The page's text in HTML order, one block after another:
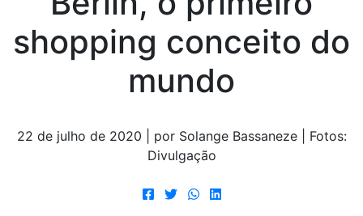
shopping conceito do
mundo
22 de julho de 2020 | por Solange Bassaneze | Fotos:
Divulgação